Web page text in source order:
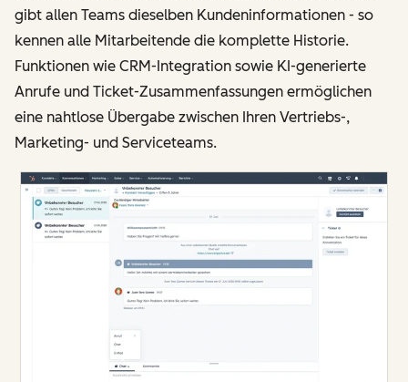
gibt allen Teams dieselben Kundeninformationen - so
kennen alle Mitarbeitende die komplette Historie.
Funktionen wie CRM-Integration sowie KI-generierte
Anrufe und Ticket-Zusammenfassungen ermöglichen
eine nahtlose Übergabe zwischen Ihren Vertriebs-,
Marketing- und Serviceteams.